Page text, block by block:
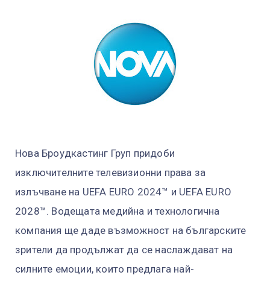
Нова Броудкастинг Груп придоби
изключителните телевизионни права за
излъчване на UEFA EURO 2024™ и UEFA EURO
2028™. Водещата медийна и технологична
компания ще даде възможност на българските
зрители да продължат да се наслаждават на
силните емоции, които предлага най-